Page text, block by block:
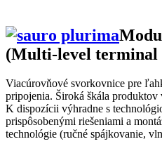
(Multi-level terminal
Viacúrovňové svorkovnice pre
pripojenia. Široká škála
K dispozícii výhradne s
prispôsobenými riešeniami a
technológie (ručné spájkovanie,